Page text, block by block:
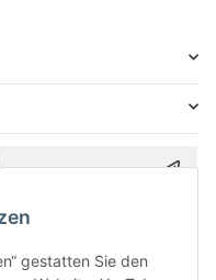
gestatten Sie den